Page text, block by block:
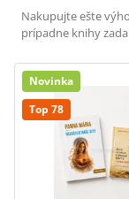
Nakupujte ešte
prípadne knihy
Novinka
Top 78